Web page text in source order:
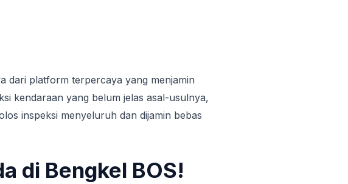
dari platform terpercaya yang menjamin
kendaraan yang belum jelas asal-usulnya,
inspeksi menyeluruh dan dijamin bebas
di Bengkel BOS!